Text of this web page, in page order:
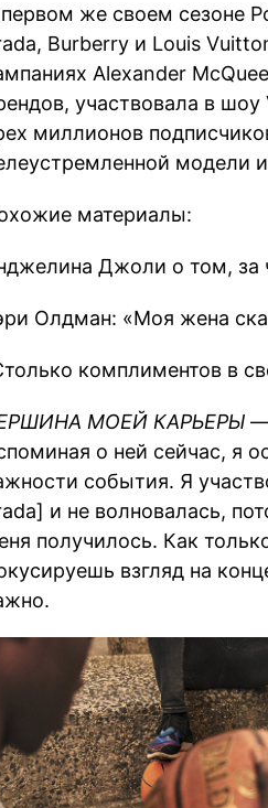
же своем сезоне
Burberry и Louis
Alexander
участвовала в шоу
миллионов
модели
материалы:
Джоли о том, за
Олдман: «Моя жена
комплиментов в
МОЕЙ КАРЬЕРЫ—
о ней сейчас, я
события. Я
и не волновалась,
получилось. Как
взгляд на